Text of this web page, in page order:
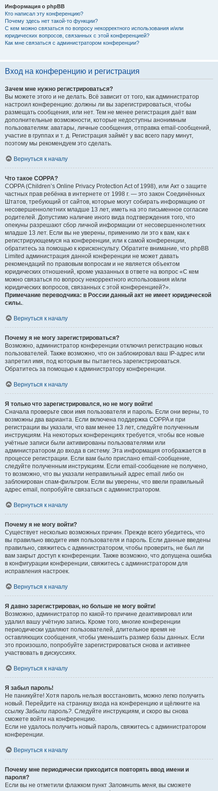
Информация о phpBB
Кто написал эту конференцию?
Почему здесь нет такой-то функции?
С кем можно связаться по вопросу некорректного использования и/или
юридических вопросов, связанных с этой конференцией?
Как мне связаться с администратором конференции?
Вход на конференцию и регистрация
Зачем мне нужно регистрироваться?
Вы можете этого и не делать. Всё зависит от того, как администратор
настроил конференцию: должны ли вы зарегистрироваться, чтобы
размещать сообщения, или нет. Тем не менее регистрация даёт вам
дополнительные возможности, которые недоступны анонимным
пользователям: аватары, личные сообщения, отправка email-сообщений,
участие в группах и т. д. Регистрация займёт у вас всего пару минут,
поэтому мы рекомендуем это сделать.
Вернуться к началу
Что такое COPPA?
COPPA (Children’s Online Privacy Protection Act of 1998), или Акт о защите
частных прав ребёнка в интернете от 1998 г. — это закон Соединённых
Штатов, требующий от сайтов, которые могут собирать информацию от
несовершеннолетних младше 13 лет, иметь на это письменное согласие
родителей. Допустимо наличие иного вида подтверждения того, что
опекуны разрешают сбор личной информации от несовершеннолетних
младше 13 лет. Если вы не уверены, применимо ли это к вам, как к
регистрирующемуся на конференции, или к самой конференции,
обратитесь за помощью к юрисконсульту. Обратите внимание, что phpBB
Limited администрация данной конференции не может давать
рекомендаций по правовым вопросам и не является объектом
юридических отношений, кроме указанных в ответе на вопрос «С кем
можно связаться по вопросу некорректного использования и/или
юридических вопросов, связанных с этой конференцией?».
Примечание переводчика: в России данный акт не имеет юридической
силы..
Вернуться к началу
Почему я не могу зарегистрироваться?
Возможно, администратор конференции отключил регистрацию новых
пользователей. Также возможно, что он заблокировал ваш IP-адрес или
запретил имя, под которым вы пытаетесь зарегистрироваться.
Обратитесь за помощью к администратору конференции.
Вернуться к началу
Я только что зарегистрировался, но не могу войти!
Сначала проверьте свои имя пользователя и пароль. Если они верны, то
возможны два варианта. Если включена поддержка COPPA и при
регистрации вы указали, что вам менее 13 лет, следуйте полученным
инструкциям. На некоторых конференциях требуется, чтобы все новые
учётные записи были активированы пользователями или
администратором до входа в систему. Эта информация отображается в
процессе регистрации. Если вам было прислано email-сообщение,
следуйте полученным инструкциям. Если email-сообщение не получено,
то возможно, что вы указали неправильный адрес email либо он
заблокирован спам-фильтром. Если вы уверены, что ввели правильный
адрес email, попробуйте связаться с администратором.
Вернуться к началу
Почему я не могу войти?
Существует несколько возможных причин. Прежде всего убедитесь, что
вы правильно вводите имя пользователя и пароль. Если данные введены
правильно, свяжитесь с администратором, чтобы проверить, не был ли
вам закрыт доступ к конференции. Также возможно, что допущена ошибка
в конфигурации конференции, свяжитесь с администратором для
исправления настроек.
Вернуться к началу
Я давно зарегистрирован, но больше не могу войти!
Возможно, администратор по какой-то причине деактивировал или
удалил вашу учётную запись. Кроме того, многие конференции
периодически удаляют пользователей, длительное время не
оставляющих сообщения, чтобы уменьшить размер базы данных. Если
это произошло, попробуйте зарегистрироваться снова и активнее
участвовать в дискуссиях.
Вернуться к началу
Я забыл пароль!
Не паникуйте! Хотя пароль нельзя восстановить, можно легко получить
новый. Перейдите на страницу входа на конференцию и щёлкните на
ссылку Забыли пароль?. Следуйте инструкциям, и скоро вы снова
сможете войти на конференцию.
Если не удалось получить новый пароль, свяжитесь с администратором
конференции.
Вернуться к началу
Почему мне периодически приходится повторять ввод имени и
пароля?
Если вы не отметили флажком пункт Запомнить меня, вы сможете